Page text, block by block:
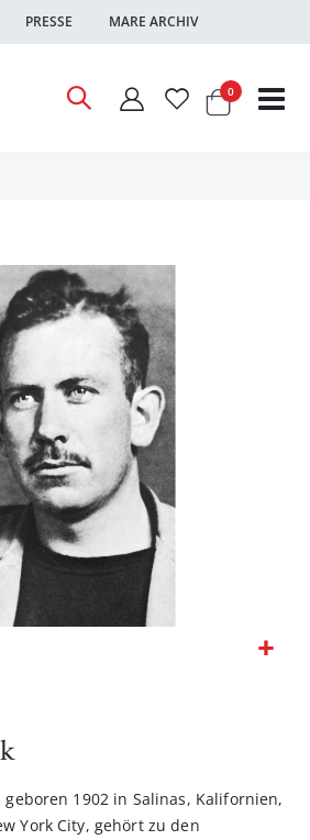
PRESSE MARE ARCHIV
Warenkorb
0Artikel
geboren 1902 in Salinas, Kalifornien,
York City, gehört zu den